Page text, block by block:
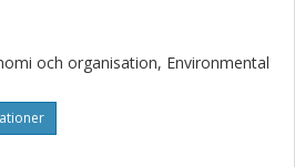
och organisation, Environmental